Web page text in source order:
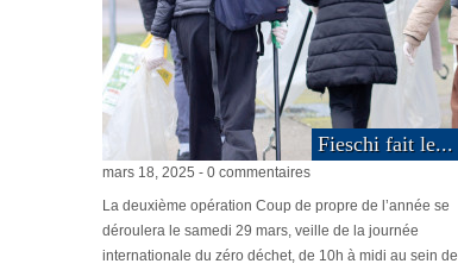
Fieschi fait le...
mars 18, 2025 - 0 commentaires
La deuxième opération Coup de propre de l’année se
déroulera le samedi 29 mars, veille de la journée
internationale du zéro déchet, de 10h à midi au sein de